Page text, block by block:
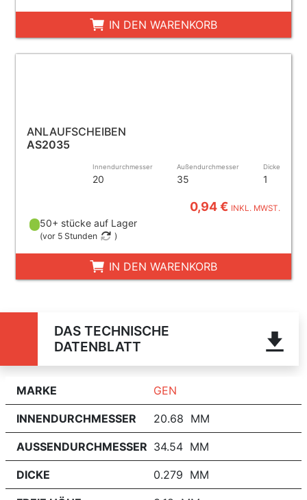
IN DEN WARENKORB
ANLAUFSCHEIBEN
AS2035
Innendurchmesser
20
Außendurchmesser
35
Dicke
1
0,94 € INKL. MWST.
50+ stücke auf Lager
(vor 5 Stunden )
IN DEN WARENKORB
DAS TECHNISCHE
DATENBLATT
MARKE GEN
INNENDURCHMESSER 20.68 MM
AUSSENDURCHMESSER 34.54 MM
DICKE 0.279 MM